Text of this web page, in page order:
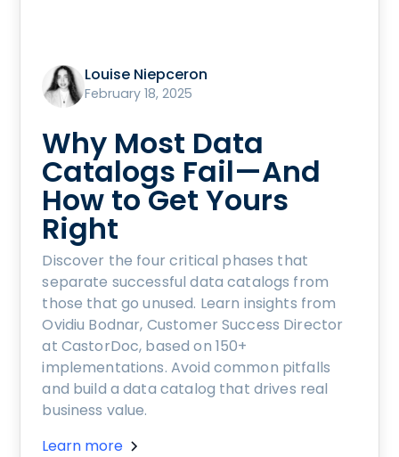
Louise Niepceron
February 18, 2025
Why Most Data
Catalogs Fail—And
How to Get Yours
Right
Discover the four critical phases that
separate successful data catalogs from
those that go unused. Learn insights from
Ovidiu Bodnar, Customer Success Director
at CastorDoc, based on 150+
implementations. Avoid common pitfalls
and build a data catalog that drives real
business value.
Learn more